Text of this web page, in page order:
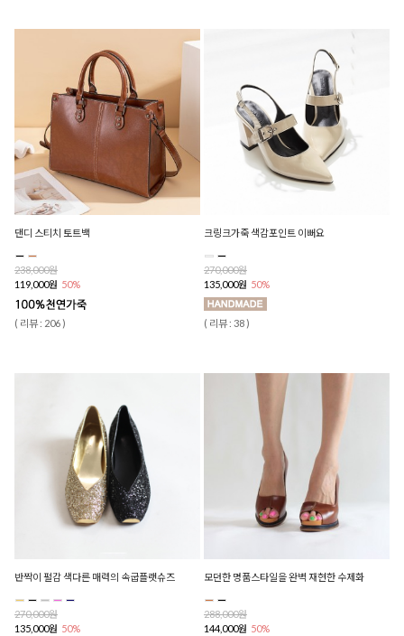
댄디 스티치 토트백
238,000원
119,000원 50%
( 리뷰 : 206 )
크링크가죽 색감포인트 이뻐요
270,000원
135,000원 50%
( 리뷰 : 38 )
반짝이 펄감 색다른 매력의 속굽플랫슈즈
270,000원
135,000원 50%
모던한 명품스타일을 완벽 재현한 수제화
288,000원
144,000원 50%